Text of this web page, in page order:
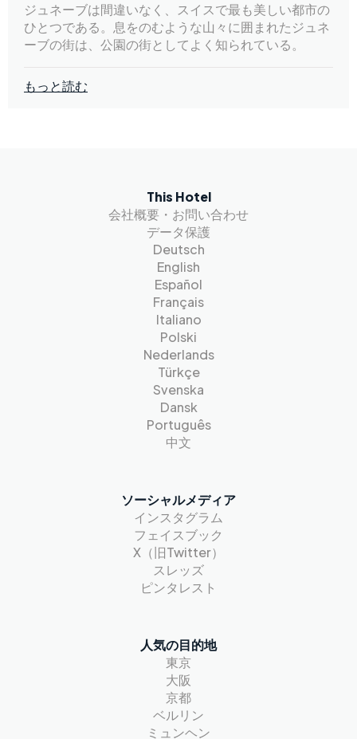
ジュネーブは間違いなく、スイスで最も美しい都市の
ひとつである。息をのむような山々に囲まれたジュネ
ーブの街は、公園の街としてよく知られている。
もっと読む
This Hotel
会社概要・お問い合わせ
データ保護
Deutsch
English
Español
Français
Italiano
Polski
Nederlands
Türkçe
Svenska
Dansk
Português
中文
ソーシャルメディア
インスタグラム
フェイスブック
X（旧Twitter）
スレッズ
ピンタレスト
人気の目的地
東京
大阪
京都
ベルリン
ミュンヘン